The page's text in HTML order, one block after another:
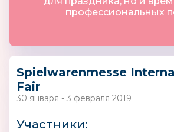
профессиональных
Spielwarenmesse
Fair
30 января - 3 февраля 2019
Участники: